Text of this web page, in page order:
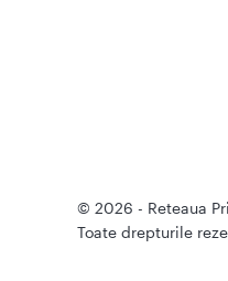
© 2026 - Reteaua
Toate drepturile